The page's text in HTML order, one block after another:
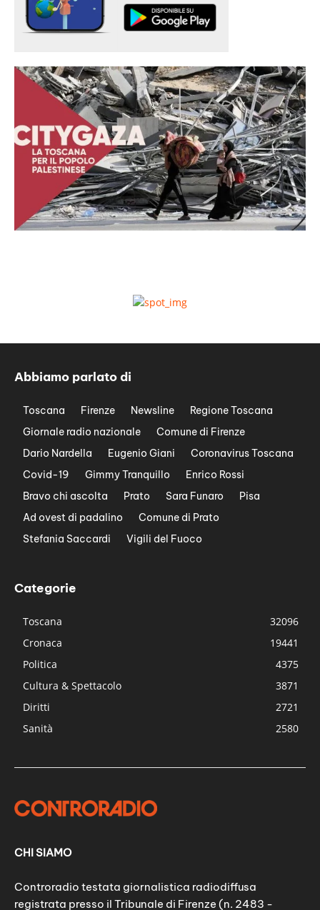
Abbiamo parlato di
Toscana Firenze Newsline
Regione Toscana
Giornale radio nazionale
Comune di Firenze
Dario Nardella
Eugenio Giani
Coronavirus Toscana
Covid-19
Gimmy Tranquillo
Enrico Rossi
Bravo chi ascolta
Prato Sara Funaro
Pisa
Ad ovest di padalino
Comune di Prato
Stefania Saccardi
Vigili del Fuoco
Categorie
Toscana
32096
Cronaca
19441
Politica
4375
Cultura & Spettacolo
3871
Diritti
2721
Sanità
2580
CHI SIAMO
Controradio testata giornalistica radiodiffusa
registrata presso il Tribunale di Firenze (n. 2483 -